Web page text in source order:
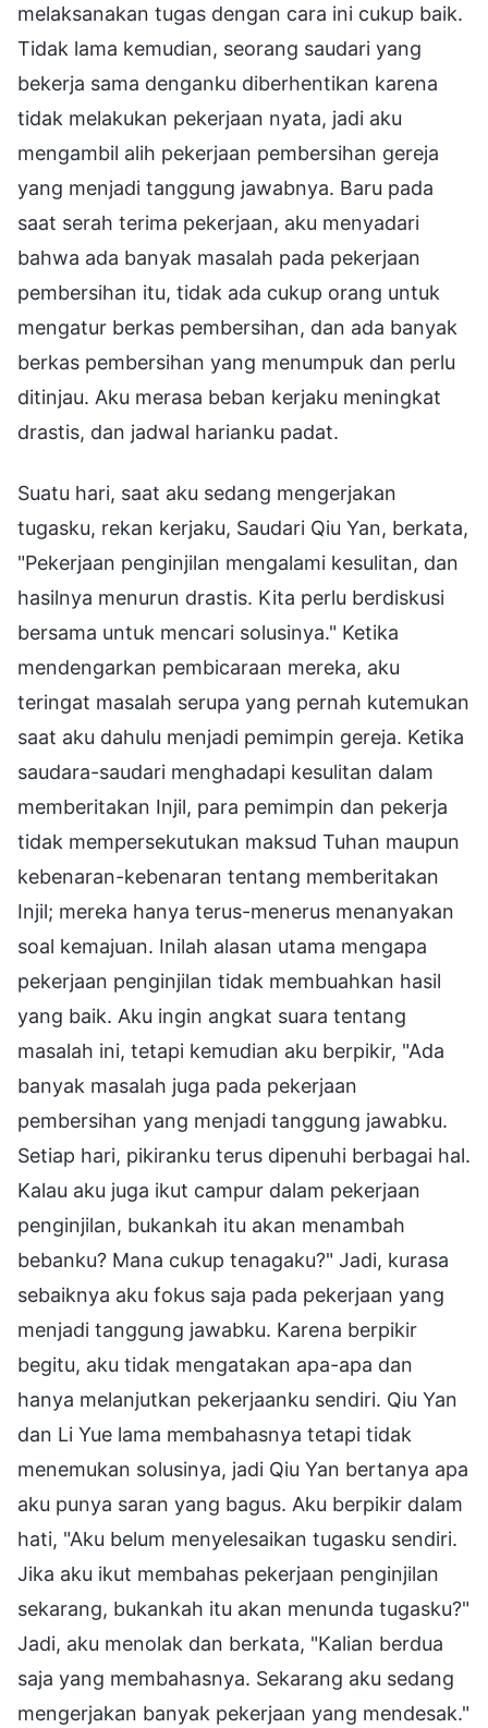
melaksanakan tugas dengan cara ini cukup baik.
Tidak lama kemudian, seorang saudari yang
bekerja sama denganku diberhentikan karena
tidak melakukan pekerjaan nyata, jadi aku
mengambil alih pekerjaan pembersihan gereja
yang menjadi tanggung jawabnya. Baru pada
saat serah terima pekerjaan, aku menyadari
bahwa ada banyak masalah pada pekerjaan
pembersihan itu, tidak ada cukup orang untuk
mengatur berkas pembersihan, dan ada banyak
berkas pembersihan yang menumpuk dan perlu
ditinjau. Aku merasa beban kerjaku meningkat
drastis, dan jadwal harianku padat.
Suatu hari, saat aku sedang mengerjakan
tugasku, rekan kerjaku, Saudari Qiu Yan, berkata,
"Pekerjaan penginjilan mengalami kesulitan, dan
hasilnya menurun drastis. Kita perlu berdiskusi
bersama untuk mencari solusinya." Ketika
mendengarkan pembicaraan mereka, aku
teringat masalah serupa yang pernah kutemukan
saat aku dahulu menjadi pemimpin gereja. Ketika
saudara-saudari menghadapi kesulitan dalam
memberitakan Injil, para pemimpin dan pekerja
tidak mempersekutukan maksud Tuhan maupun
kebenaran-kebenaran tentang memberitakan
Injil; mereka hanya terus-menerus menanyakan
soal kemajuan. Inilah alasan utama mengapa
pekerjaan penginjilan tidak membuahkan hasil
yang baik. Aku ingin angkat suara tentang
masalah ini, tetapi kemudian aku berpikir, "Ada
banyak masalah juga pada pekerjaan
pembersihan yang menjadi tanggung jawabku.
Setiap hari, pikiranku terus dipenuhi berbagai hal.
Kalau aku juga ikut campur dalam pekerjaan
penginjilan, bukankah itu akan menambah
bebanku? Mana cukup tenagaku?" Jadi, kurasa
sebaiknya aku fokus saja pada pekerjaan yang
menjadi tanggung jawabku. Karena berpikir
begitu, aku tidak mengatakan apa-apa dan
hanya melanjutkan pekerjaanku sendiri. Qiu Yan
dan Li Yue lama membahasnya tetapi tidak
menemukan solusinya, jadi Qiu Yan bertanya apa
aku punya saran yang bagus. Aku berpikir dalam
hati, "Aku belum menyelesaikan tugasku sendiri.
Jika aku ikut membahas pekerjaan penginjilan
sekarang, bukankah itu akan menunda tugasku?"
Jadi, aku menolak dan berkata, "Kalian berdua
saja yang membahasnya. Sekarang aku sedang
mengerjakan banyak pekerjaan yang mendesak."